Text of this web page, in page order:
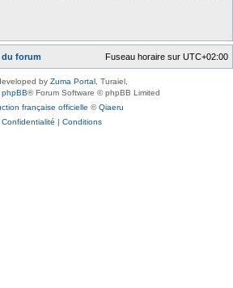
du forum Fuseau horaire sur UTC+02:00
by Zuma Portal , Turaiel,
phpBB® Forum Software © phpBB Limited
française officielle ©Qiaeru
Confidentialité | Conditions